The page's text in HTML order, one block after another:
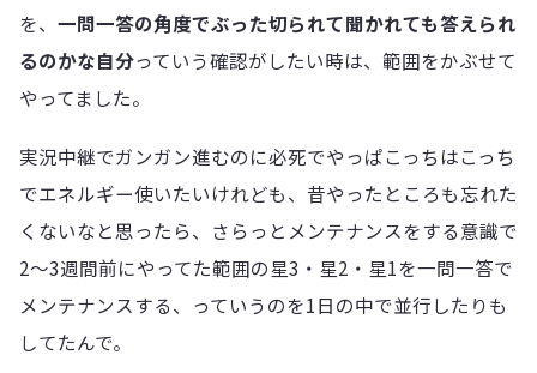
を、 一問一答の角度でぶった切られて聞かれても答えられ
るのかな自分っていう確認がしたい時は、範囲をかぶせて
やってました。
実況中継でガンガン進むのに必死でやっぱこっちはこっち
でエネルギー使いたいけれども、昔やったところも忘れた
くないなと思ったら、さらっとメンテナンスをする意識で
2〜3週間前にやってた範囲の星3・星2・星1を一問一答で
メンテナンスする、っていうのを1日の中で並行したりも
してたんで。